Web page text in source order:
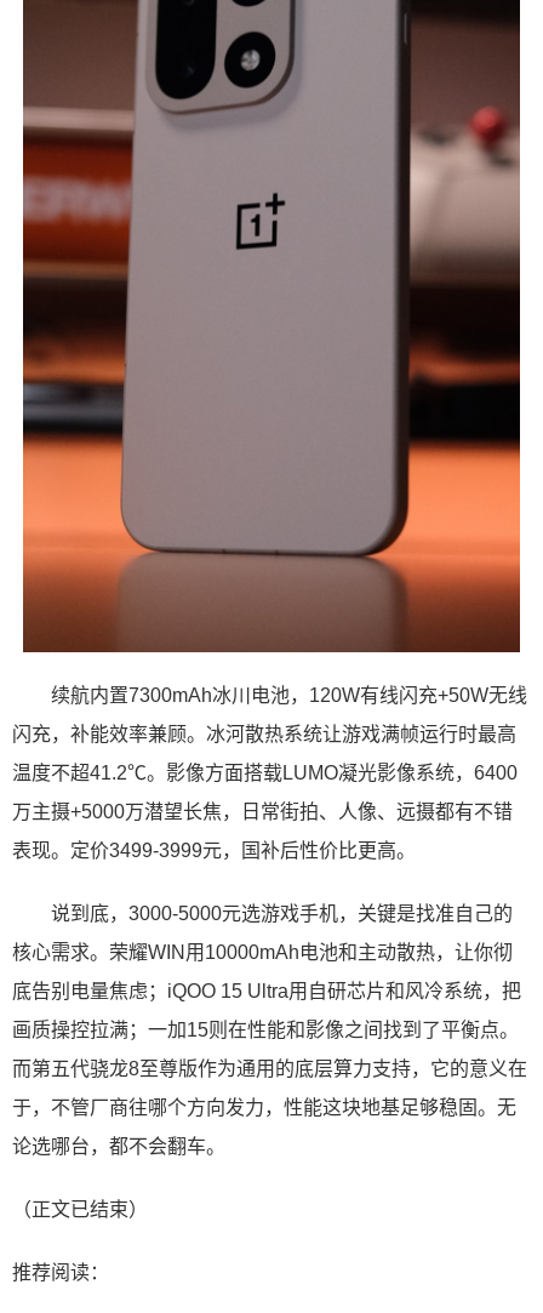
续航内置7300mAh冰川电池，120W有线闪充+50W无线
闪充，补能效率兼顾。冰河散热系统让游戏满帧运行时最高
温度不超41.2℃。影像方面搭载LUMO凝光影像系统，6400
万主摄+5000万潜望长焦，日常街拍、人像、远摄都有不错
表现。定价3499-3999元，国补后性价比更高。
说到底，3000-5000元选游戏手机，关键是找准自己的
核心需求。荣耀WIN用10000mAh电池和主动散热，让你彻
底告别电量焦虑；iQOO 15 Ultra用自研芯片和风冷系统，把
画质操控拉满；一加15则在性能和影像之间找到了平衡点。
而第五代骁龙8至尊版作为通用的底层算力支持，它的意义在
于，不管厂商往哪个方向发力，性能这块地基足够稳固。无
论选哪台，都不会翻车。
（正文已结束）
推荐阅读：